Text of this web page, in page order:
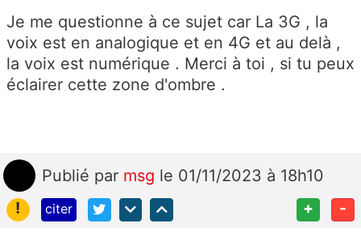
Je me questionne à ce sujet car La 3G , la
voix est en analogique et en 4G et au delà ,
la voix est numérique . Merci à toi , si tu peux
éclairer cette zone d'ombre .
Publié par msg le 01/11/2023 à 18h10
!
citer + -